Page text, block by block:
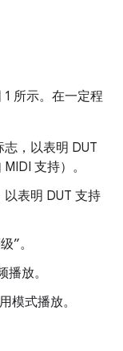
所示。在一定程
志，以表明 DUT
支持）。
以表明 DUT 支持
”。
播放。
模式播放。